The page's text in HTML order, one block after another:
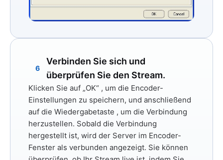
6
Verbinden Sie sich und
überprüfen Sie den Stream.
Klicken Sie auf „OK“ , um die Encoder-
Einstellungen zu speichern, und anschließend
auf die Wiedergabetaste , um die Verbindung
herzustellen. Sobald die Verbindung
hergestellt ist, wird der Server im Encoder-
Fenster als verbunden angezeigt. Sie können